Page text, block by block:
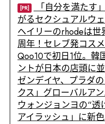
[PR]
「自分を満たす
がるセクシュアルウ
ヘイリーのrhodeは
周年！セレブ発コス
Qoo10で初日1位。韓
ントが日本の店頭に
ゼンデイヤ、プラダ
クス」グローバルア
ウォンジョンヨの“透
アイラッシュ」に新